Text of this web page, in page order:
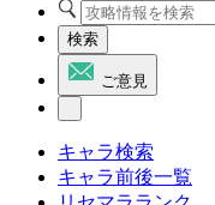
検索
ご意見
キャラ検索
キャラ前後一覧